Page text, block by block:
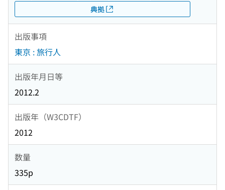
典拠
出版事項
東京 : 旅行人
出版年月日等
2012.2
出版年（W3CDTF）
2012
数量
335p